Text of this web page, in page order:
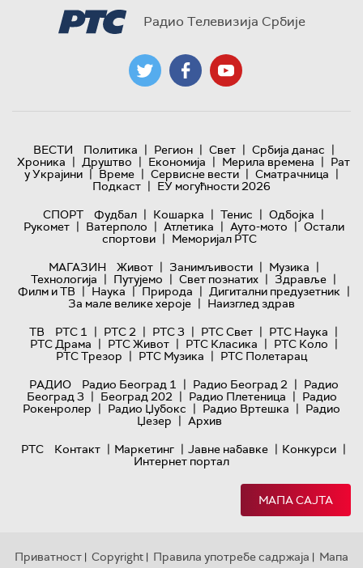
Радио Телевизија Србије
ВЕСТИ Политика | Регион | Свет | Србија данас |
Хроника | Друштво | Економија | Мерила времена | Рат
у Украјини | Време | Сервисне вести | Сматрачница |
Подкаст | ЕУ могућности 2026
СПОРТ
Фудбал | Кошарка | Тенис | Одбојка |
Рукомет | Ватерполо | Атлетика | Ауто-мото | Остали
спортови | Меморијал РТС
МАГАЗИН
Живот | Занимљивости | Музика |
Технологијa | Путујемо | Свет познатих | Здравље |
Филм и ТВ | Наука | Природа | Дигитални предузетник |
За мале велике хероје | Наизглед здрав
ТВ
РТС 1 | РТС 2 | РТС 3 | РТС Свет | РТС Наука |
РТС Драма | РТС Живот | РТС Класика | РТС Коло |
РТС Трезор | РТС Музика | РТС Полетарац
РАДИО
Радио Београд 1 | Радио Београд 2 | Радио
Београд 3 | Београд 202 | Радио Плетеница | Радио
Рокенролер | Радио Џубокс | Радио Вртешка | Радио
Џезер | Архив
РТС
Контакт | Маркетинг | Јавне набавке | Конкурси |
Интернет портал
МАПА САЈТА
Приватност | Copyright | Правила употребе садржаја | Мапа